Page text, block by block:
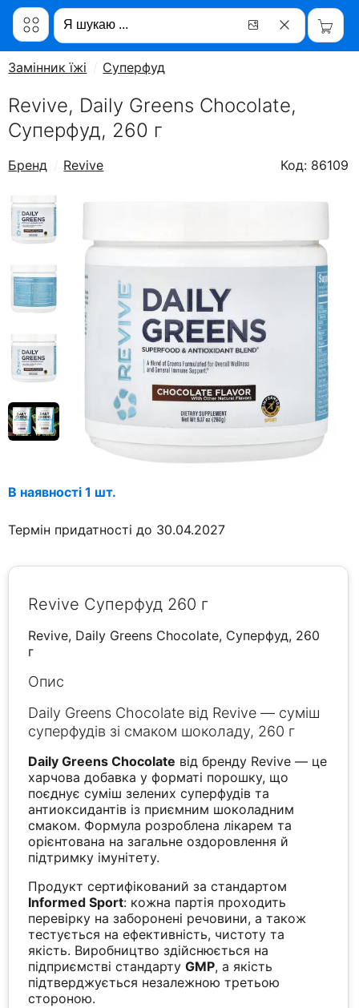
Замінник їжі Суперфуд
Revive, Daily Greens Chocolate,
Суперфуд, 260 г
Бренд Revive Код: 86109
В наявності 1 шт.
Термін придатності до 30.04.2027
Revive Суперфуд 260 г
Revive, Daily Greens Chocolate, Суперфуд, 260
г
Опис
Daily Greens Chocolate від Revive — суміш
суперфудів зі смаком шоколаду, 260 г
Daily Greens Chocolate від бренду Revive — це
харчова добавка у форматі порошку, що
поєднує суміш зелених суперфудів та
антиоксидантів із приємним шоколадним
смаком. Формула розроблена лікарем та
орієнтована на загальне оздоровлення й
підтримку імунітету.
Продукт сертифікований за стандартом
Informed Sport: кожна партія проходить
перевірку на заборонені речовини, а також
тестується на ефективність, чистоту та
якість. Виробництво здійснюється на
підприємстві стандартуGMP, а якість
підтверджується незалежною третьою
стороною.